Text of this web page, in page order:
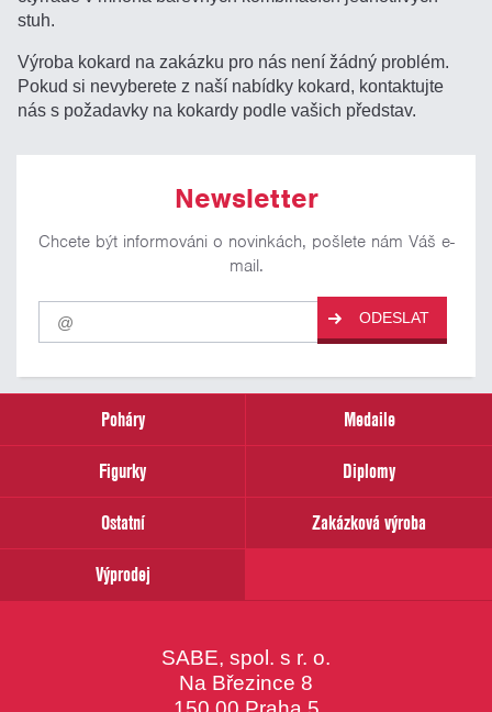
stuh.
Výroba kokard na zakázku pro nás není žádný problém.
Pokud si nevyberete z naší nabídky kokard, kontaktujte
nás s požadavky na kokardy podle vašich představ.
Newsletter
Chcete být informováni o novinkách, pošlete nám Váš e-
mail.
Pro
odběr
našich
email
ODESLAT
Poháry
Medaile
Figurky
Diplomy
Ostatní
Zakázková výroba
Výprodej
SABE, spol. s r. o.
Na Březince 8